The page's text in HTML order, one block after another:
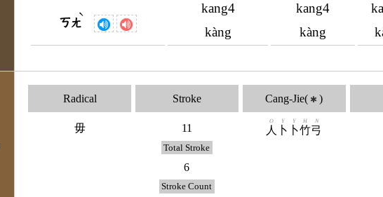
ㄎㄤ
ˋ
kang4
kàng
kang4
kàng
Radical
毋
Stroke
11
Total Stroke
6
Stroke Count
Cang-Jie( ✱ )
人
O
卜
Y
卜
Y
竹
H
弓
N